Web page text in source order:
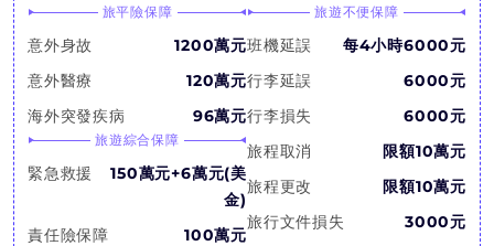
旅平險保障
意外身故
1200萬元
意外醫療
120萬元
海外突發疾病
96萬元
旅遊綜合保障
緊急救援
150萬元+6萬元(美
金)
責任險保障
100萬元
旅遊不便保障
班機延誤
每4小時6000元
行李延誤
6000元
行李損失
6000元
旅程取消
限額10萬元
旅程更改
限額10萬元
旅行文件損失
3000元